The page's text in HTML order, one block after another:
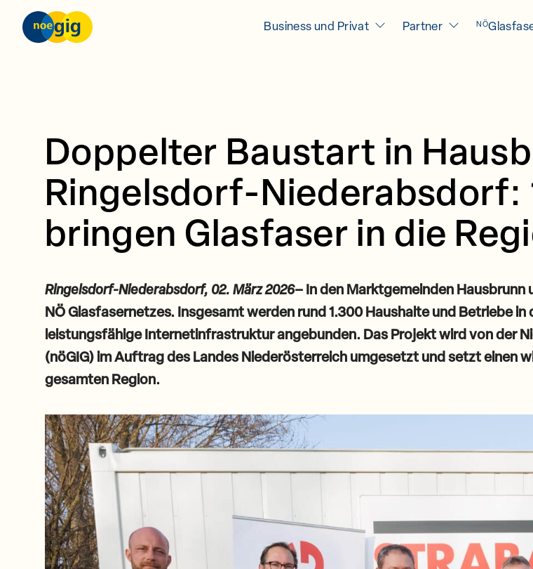
Skip to content
nöGIG – unser Netz. unsere Zukunft.
Business und Privat Partner NÖ
Doppelter Baustart in
Ringelsdorf-Niederabsdorf:
bringen Glasfaser in die
Ringelsdorf-Niederabsdorf, 02. März 2026– In den Marktgemeinden
NÖ Glasfasernetzes. Insgesamt werden rund 1.300 Haushalte und Betriebe
leistungsfähige Internetinfrastruktur angebunden. Das Projekt wird von der
(nöGIG) im Auftrag des Landes Niederösterreich umgesetzt und setzt einen
gesamten Region.